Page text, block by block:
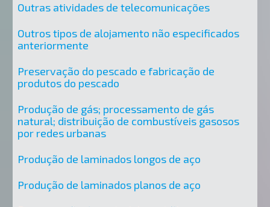
Outras atividades de telecomunicações
Outros tipos de alojamento não especificados
anteriormente
Preservação do pescado e fabricação de
produtos do pescado
Produção de gás; processamento de gás
natural; distribuição de combustíveis gasosos
por redes urbanas
Produção de laminados longos de aço
Produção de laminados planos de aço